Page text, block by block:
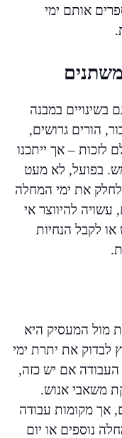
אותם ימי
בשינויים במבנה
הורים גרושים,
לזכות – אך ייתכנו
בפועל, לא מעט
לחלק את ימי המחלה
עשויה להיווצר אי
או לקבל הנחיות
מול המעסיק היא
לבדוק את יתרת ימי
העבודה אם יש כזה,
משאבי אנוש.
אך מקומות עבודה
נוספים או יום